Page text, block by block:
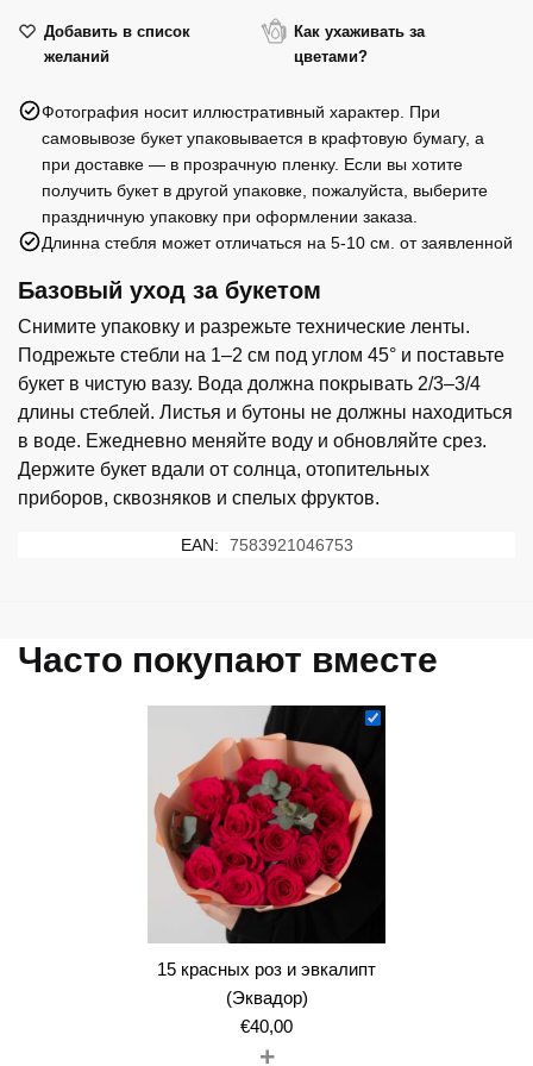
(Эквадор)
красных
эвкалипт
(Эквадор)
Добавить в список
желаний
Как ухаживать за
цветами?
Фотография носит иллюстративный характер. При
самовывозе букет упаковывается в крафтовую бумагу, а
при доставке — в прозрачную пленку. Если вы хотите
получить букет в другой упаковке, пожалуйста, выберите
праздничную упаковку при оформлении заказа.
Длинна стебля может отличаться на 5-10 см. от заявленной
Базовый уход за букетом
Снимите упаковку и разрежьте технические ленты.
Подрежьте стебли на 1–2 см под углом 45° и поставьте
букет в чистую вазу. Вода должна покрывать 2/3–3/4
длины стеблей. Листья и бутоны не должны находиться
в воде. Ежедневно меняйте воду и обновляйте срез.
Держите букет вдали от солнца, отопительных
приборов, сквозняков и спелых фруктов.
EAN: 7583921046753
Часто покупают вместе
15 красных роз и эвкалипт
(Эквадор)
€40,00
+